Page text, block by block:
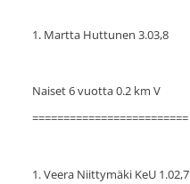
1. Martta Huttunen 3.03,8
Naiset 6 vuotta 0.2 km V
=========================
1. Veera Niittymäki KeU 1.02,7